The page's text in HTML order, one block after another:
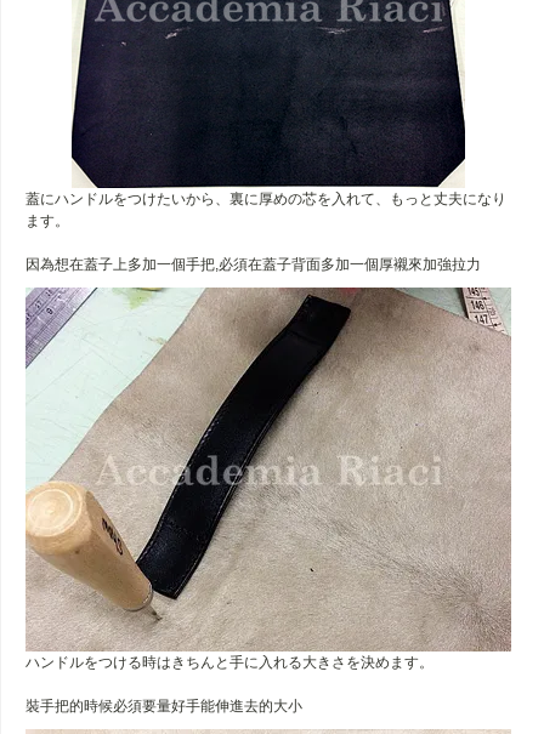
蓋にハンドルをつけたいから、裏に厚めの芯を入れて、もっと丈夫になり
ます。
因為想在蓋子上多加一個手把,必須在蓋子背面多加一個厚襯來加強拉力
ハンドルをつける時はきちんと手に入れる大きさを決めます。
裝手把的時候必須要量好手能伸進去的大小